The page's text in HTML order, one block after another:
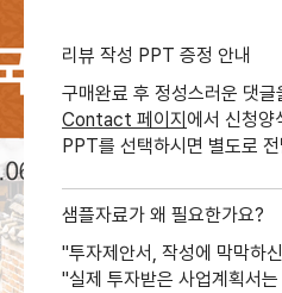
리뷰 작성 PPT 증정 안내
구매완료 후 정성스러운 댓
Contact 페이지 에서 신청양
PPT를 선택하시면 별도로
샘플자료가 왜 필요한가요?
"투자제안서, 작성에 막막하
"실제 투자받은 사업계획서